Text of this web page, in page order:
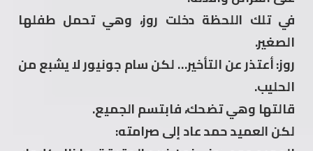
في تلك اللحظة دخلت روز، وهي تحمل طفلها
الصغير.
روز: أعتذر عن التأخير… لكن سام جونيور لا يشبع من
الحليب.
قالتها وهي تضحك، فابتسم الجميع.
لكن العميد حمد عاد إلى صرامته: